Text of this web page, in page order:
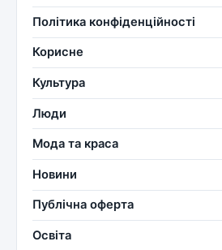
Політика конфіденційності
Корисне
Культура
Люди
Мода та краса
Новини
Публічна оферта
Освіта